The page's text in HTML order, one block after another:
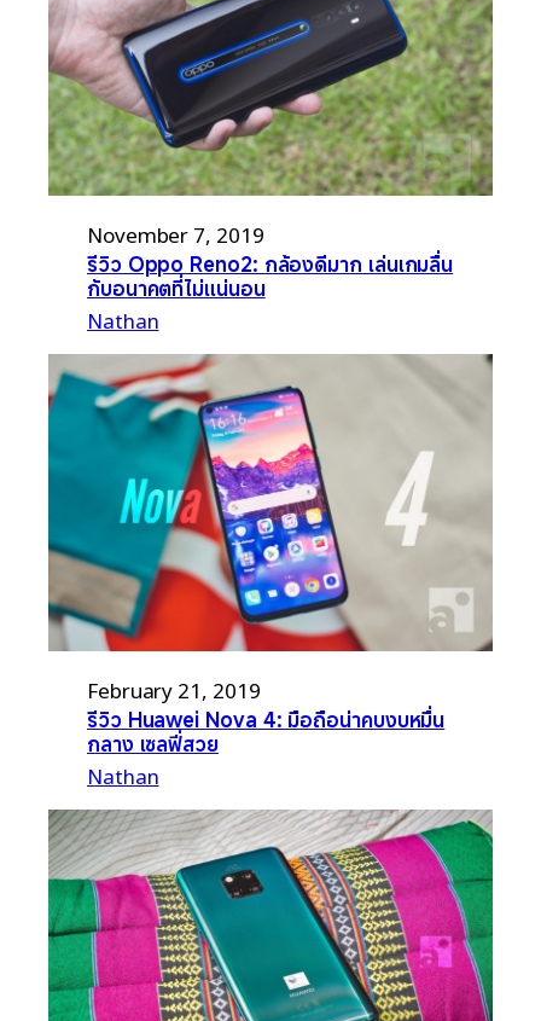
November 7, 2019
รีวิว Oppo Reno2: กล้องดีมาก เล่นเกมลื่น
กับอนาคตที่ไม่แน่นอน
Nathan
February 21, 2019
รีวิว Huawei Nova 4: มือถือน่าคบงบหมื่น
กลาง เซลฟี่สวย
Nathan